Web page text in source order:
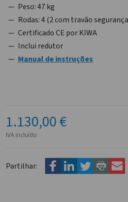
Peso: 47 kg
Rodas: 4 (2 com travão
Certificado CE por KIWA
Inclui redutor
Manual de instruções
1.130,00 €
IVA incluído
Partilhar: